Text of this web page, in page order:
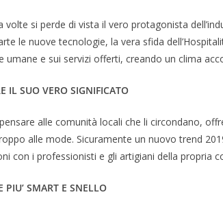
si perde di vista il vero protagonista
le nuove tecnologie, la vera sfida
umane e sui servizi offerti, creando un clima
IL SUO VERO SIGNIFICATO
alle comunità locali che li circondano,
alle mode. Sicuramente un nuovo trend
con i professionisti e gli artigiani della propria
PIU’ SMART E SNELLO